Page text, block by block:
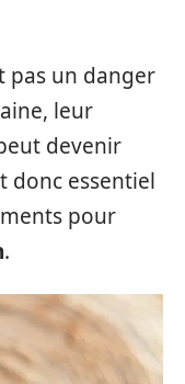
pas un danger
leur
devenir
donc essentiel
pour
.